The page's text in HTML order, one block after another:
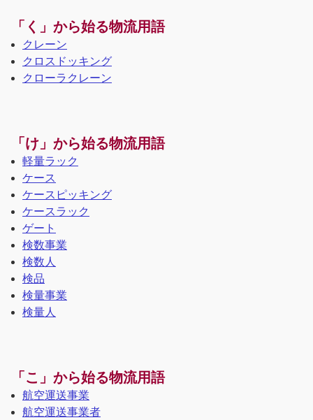
「く」から始る物流用語
クレーン
クロスドッキング
クローラクレーン
「け」から始る物流用語
軽量ラック
ケース
ケースピッキング
ケースラック
ゲート
検数事業
検数人
検品
検量事業
検量人
「こ」から始る物流用語
航空運送事業
航空運送事業者